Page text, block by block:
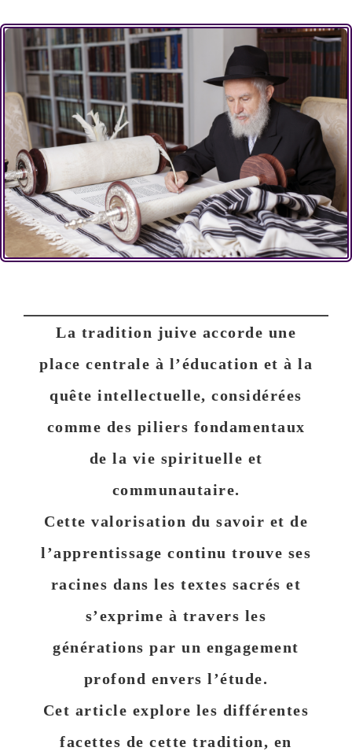
La tradition juive accorde une
place centrale à l’éducation et à la
quête intellectuelle, considérées
comme des piliers fondamentaux
de la vie spirituelle et
communautaire.
Cette valorisation du savoir et de
l’apprentissage continu trouve ses
racines dans les textes sacrés et
s’exprime à travers les
générations par un engagement
profond envers l’étude.
Cet article explore les différentes
facettes de cette tradition, en